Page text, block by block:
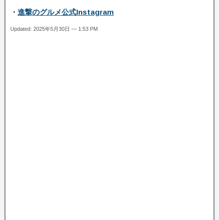
・ 進撃のグルメ公式Instagram
Updated: 2025年5月30日 — 1:53 PM